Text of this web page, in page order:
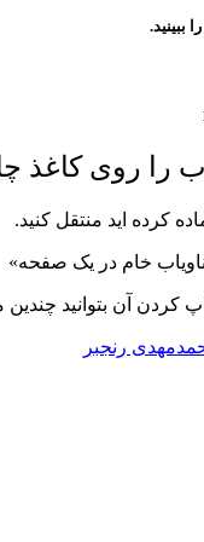
را ببینید.
را روی کاغذ
کرده اید منتقل کنید.
خام در یک صفحه»
کردن آن بتوانید
رنجبر